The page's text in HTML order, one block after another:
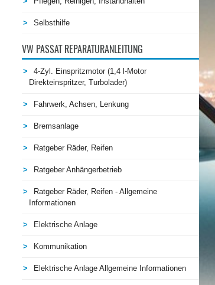
Selbsthilfe
VW PASSAT REPARATURANLEITUNG
4-Zyl. Einspritzmotor (1,4 l-Motor
Direkteinspritzer, Turbolader)
Fahrwerk, Achsen, Lenkung
Bremsanlage
Ratgeber Räder, Reifen
Ratgeber Anhängerbetrieb
Ratgeber Räder, Reifen - Allgemeine
Informationen
Elektrische Anlage
Kommunikation
Elektrische Anlage Allgemeine Informationen